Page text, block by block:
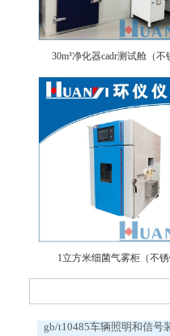
30m³净化器cadr测试舱（不
1立方米细菌气雾柜（不
gb/t10485车辆照明和信号